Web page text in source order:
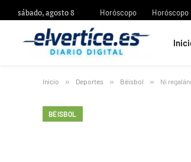
sábado, agosto 8 Horóscopo Horóscopo
Inicio » Deportes » Béisbol » Ni
BÉISBOL